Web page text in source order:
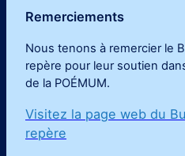
Remerciements
Nous tenons à remercier le
repère pour leur soutien
de la POÉMUM.
Visitez la page web du
repère